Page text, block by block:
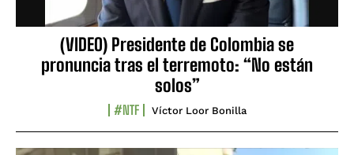
(VIDEO) Presidente de Colombia se
pronuncia tras el terremoto: “No están
solos”
#NTF Víctor Loor Bonilla